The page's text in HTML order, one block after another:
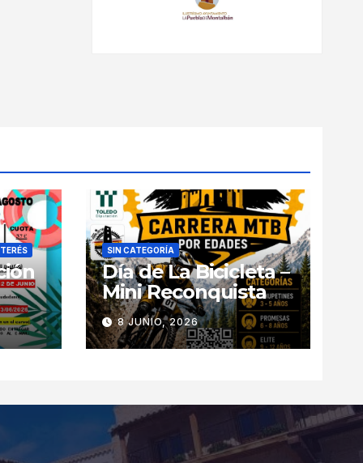
SIN CATEGORÍA
Día de La Bicicleta –
Mini Reconquista
8 JUNIO, 2026